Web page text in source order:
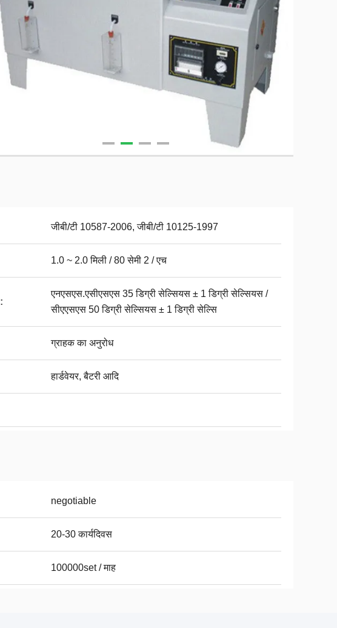
जीबी/टी 10587-2006, जीबी/टी 10125-1997
1.0 ~ 2.0 मिली / 80 सेमी 2 / एच
एनएसएस.एसीएसएस 35 डिग्री सेल्सियस ± 1 डिग्री सेल्सियस /
सीएएसएस 50 डिग्री सेल्सियस ± 1 डिग्री सेल्सि
ग्राहक का अनुरोध
हार्डवेयर, बैटरी आदि
negotiable
20-30 कार्यदिवस
100000set / माह